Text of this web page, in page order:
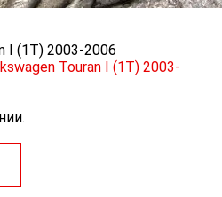
I (1T) 2003-2006
Touran I (1T) 2003-